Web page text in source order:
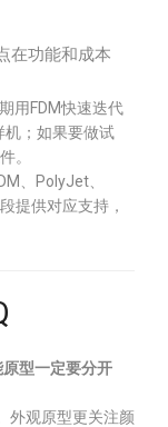
在功能和成本
用FDM快速迭代
；如果要做试
。
、PolyJet、
提供对应支持，
型一定要分开
外观原型更关注颜